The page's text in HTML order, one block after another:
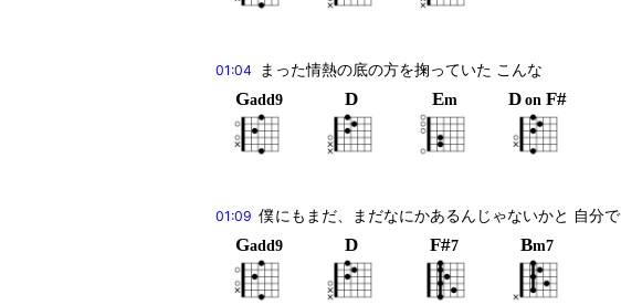
01:04 まった情熱の底の方を掬っていた こんな
Gadd9 D Em D on F#
01:09 僕にもまだ、まだなにかあるんじゃないかと 自分で
Gadd9 D F#7 Bm7